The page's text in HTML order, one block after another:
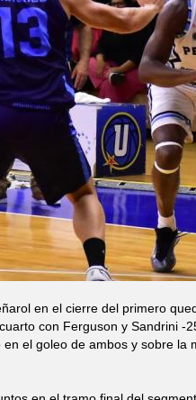
en el cierre del primero
con Ferguson y Sandrini -
el goleo de ambos y sobre la